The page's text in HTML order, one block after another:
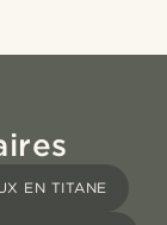
EN TITANE